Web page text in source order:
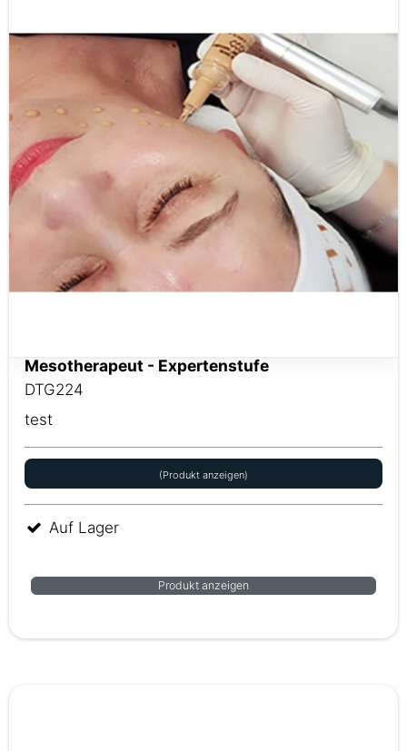
Mesotherapeut - Expertenstufe
DTG224
test
(Produkt anzeigen)
Auf Lager
Produkt anzeigen